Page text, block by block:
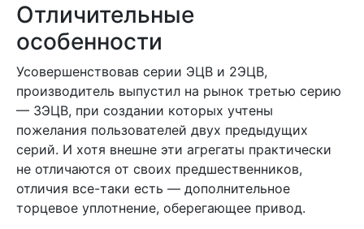
Отличительные
особенности
Усовершенствовав серии ЭЦВ и 2ЭЦВ,
производитель выпустил на рынок третью серию
— 3ЭЦВ, при создании которых учтены
пожелания пользователей двух предыдущих
серий. И хотя внешне эти агрегаты практически
не отличаются от своих предшественников,
отличия все-таки есть — дополнительное
торцевое уплотнение, оберегающее привод.